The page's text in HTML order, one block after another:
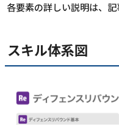
各要素の詳しい説明は、
スキル体系図